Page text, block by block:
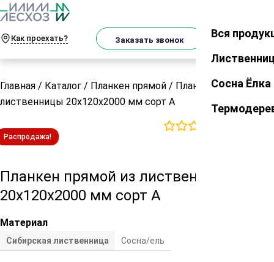
Как проехать? Заказать звонок Закрыть
Вся
Сосна Ёлка
Главная / Каталог / Планкен прямой / Планкен прямой из
лиственницы 20х120х2000 мм сорт А
Распродажа!
Планкен прямой из лиственницы
20х120х2000 мм сорт А
Материал
Сибирская лиственница Сосна/ель